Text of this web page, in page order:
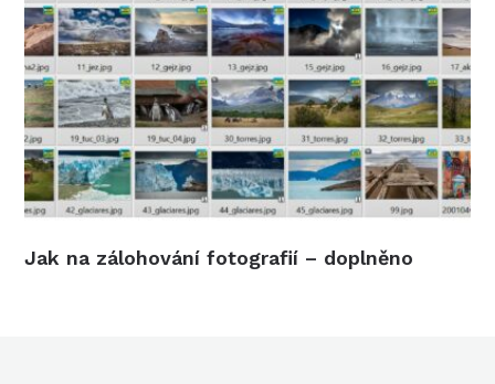
Jak na zálohování fotografií – doplněno